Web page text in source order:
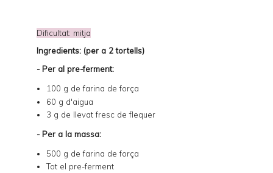
Dificultat: mitja
Ingredients: (per a 2 tortells)
- Per al pre-ferment:
100 g de farina de força
60 g d'aigua
3 g de llevat fresc de flequer
- Per a la massa:
500 g de farina de força
Tot el pre-ferment